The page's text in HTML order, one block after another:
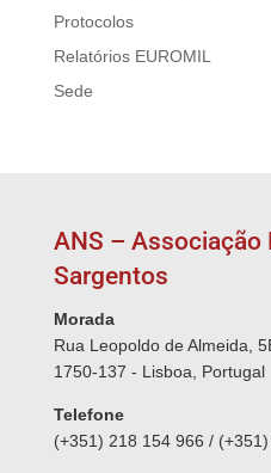
Protocolos
Relatórios EUROMIL
Sede
ANS – Associação
Sargentos
Morada
Rua Leopoldo de Almeida,
1750-137 - Lisboa, Portugal
Telefone
(+351) 218 154 966 /